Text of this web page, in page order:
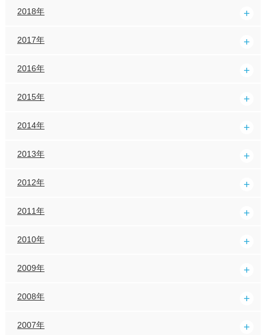
2018年
2017年
2016年
2015年
2014年
2013年
2012年
2011年
2010年
2009年
2008年
2007年